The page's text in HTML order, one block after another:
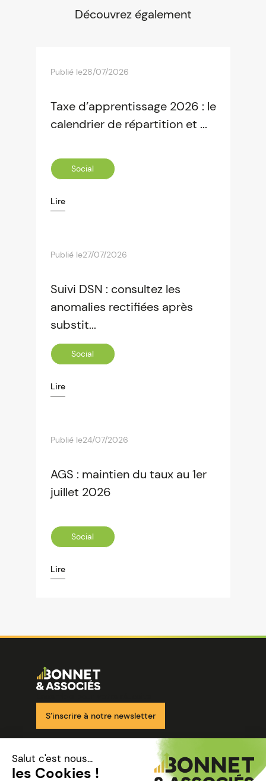
Découvrez également
Publié le28/07/2026
Taxe d’apprentissage 2026 : le
calendrier de répartition et ...
Social
Lire
Publié le27/07/2026
Suivi DSN : consultez les
anomalies rectifiées après
substit...
Social
Lire
Publié le24/07/2026
AGS : maintien du taux au 1er
juillet 2026
Social
Lire
Image
S’inscrire à notre newsletter
Nos solutions
Nos cabinets